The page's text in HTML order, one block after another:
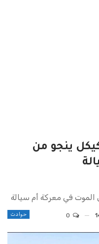
ينجو من
الموت في معركة أم سيالة
حوادث